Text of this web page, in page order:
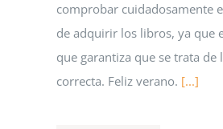
comprobar cuidadosamente
de adquirir los libros, ya que
que garantiza que se trata de
correcta. Feliz verano. [...]